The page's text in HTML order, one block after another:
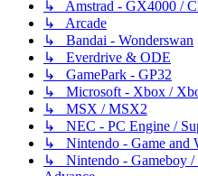
↳ Amstrad - GX4000 /
↳ Arcade
↳ Bandai - Wonderswan
↳ Everdrive & ODE
↳ GamePark - GP32
↳ Microsoft - Xbox /
↳ MSX / MSX2
↳ NEC - PC Engine /
↳ Nintendo - Game and
↳ Nintendo - Gameboy /